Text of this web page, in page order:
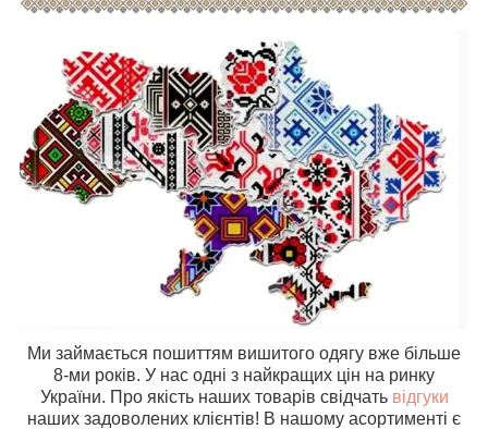
Ми займається пошиттям вишитого одягу вже більше
8-ми років. У нас одні з найкращих цін на ринку
України. Про якість наших товарів свідчать відгуки
наших задоволених клієнтів! В нашому асортименті є